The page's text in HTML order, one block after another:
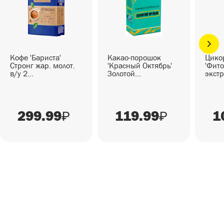
Кофе 'Бариста'
Стронг жар. молот.
в/у 2...
299.99₽
Какао-порошок
'Красный Октябрь'
Золотой...
119.99₽